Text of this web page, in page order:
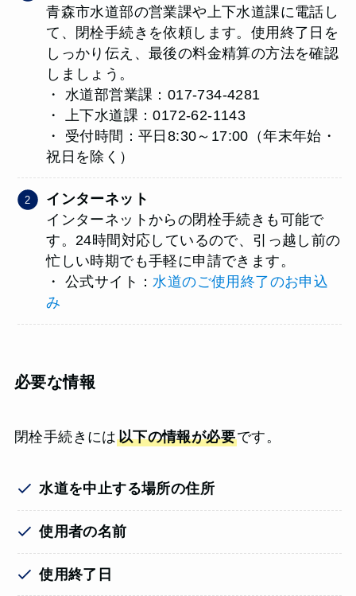
青森市水道部の営業課や上下水道課に電話し
て、閉栓手続きを依頼します。使用終了日を
しっかり伝え、最後の料金精算の方法を確認
しましょう。
・ 水道部営業課：017-734-4281
・ 上下水道課：0172-62-1143
・ 受付時間：平日8:30～17:00（年末年始・
祝日を除く）
インターネット
インターネットからの閉栓手続きも可能で
す。24時間対応しているので、引っ越し前の
忙しい時期でも手軽に申請できます。
・ 公式サイト：水道のご使用終了のお申込
み
必要な情報
閉栓手続きには以下の情報が必要です。
水道を中止する場所の住所
使用者の名前
使用終了日